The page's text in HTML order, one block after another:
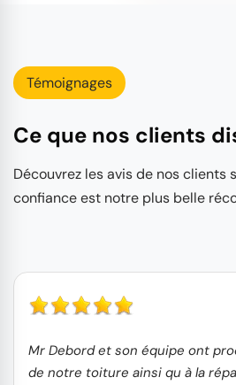
Témoignages
Ce que nos clients
Découvrez les avis de nos clients
confiance est notre plus belle
Mr Debord et son équipe ont
de notre toiture ainsi qu à la